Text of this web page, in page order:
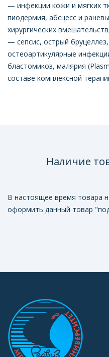
— инфекции кожи и мягких
пиодермия, абсцесс и
хирургических вмешательств;
— сепсис, острый
остеоартикулярные
бластомикоз, малярия
составе комплексной
Наличие
В настоящее время товара
оформить данный товар